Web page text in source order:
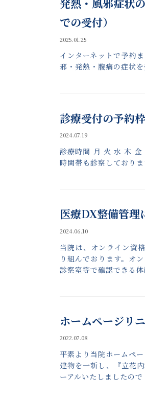
発熱・風邪症状
での受付）
2025.01.25
インターネットで予約
邪・発熱・腹痛の症状
診療受付の予約
2024.07.19
診療時間 月 火 水 木
時間帯も診察しており
医療DX整備管理
2024.06.10
当院は、オンライン資
り組んでおります。オ
診察室等で確認できる
ホームページリ
2022.07.08
平素より当院ホームペ
建物を一新し、『立花
ーアルいたしましたの